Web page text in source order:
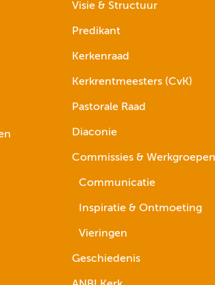
Visie & Structuur
Predikant
Kerkenraad
Kerkrentmeesters (CvK)
Pastorale Raad
Diaconie
Commissies & Werkgroepen
Communicatie
Inspiratie & Ontmoeting
Vieringen
Geschiedenis